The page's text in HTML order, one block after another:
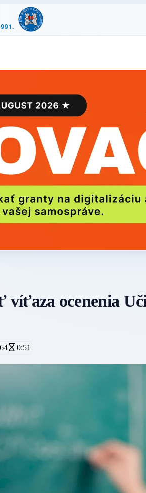
ocenenia
0:51